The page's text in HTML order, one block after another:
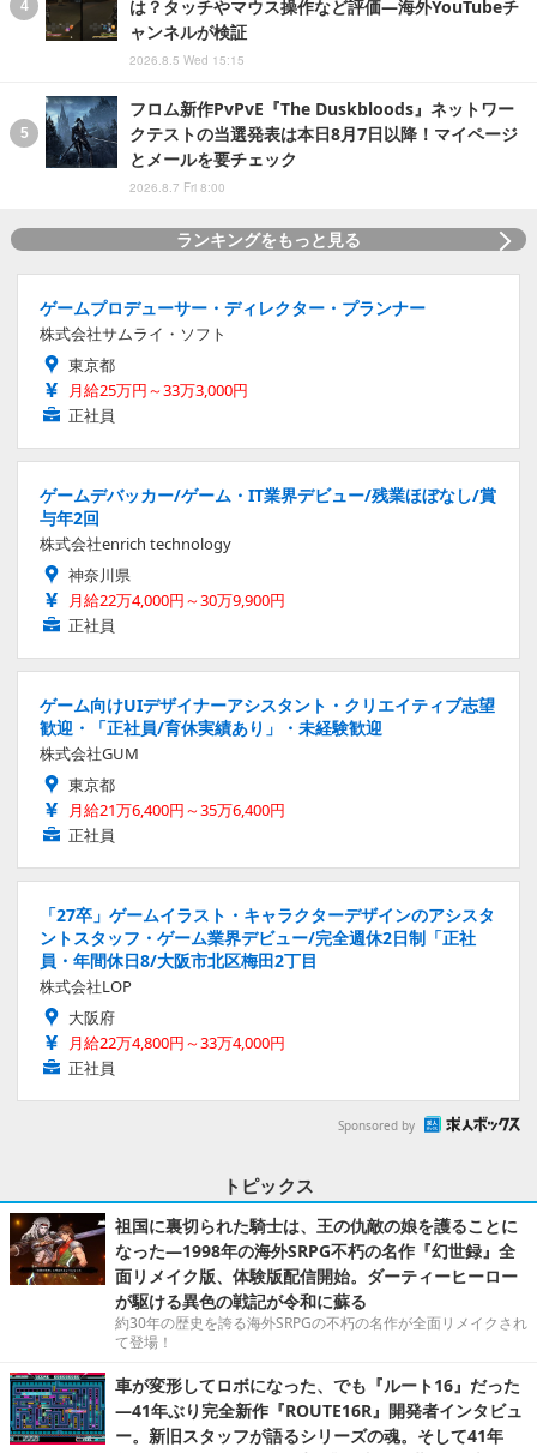
は？タッチやマウス操作など評価―海外YouTubeチ
ャンネルが検証
2026.8.5 Wed 15:15
フロム新作PvPvE『The Duskbloods』ネットワー
クテストの当選発表は本日8月7日以降！マイページ
とメールを要チェック
2026.8.7 Fri 8:00
ランキングをもっと見る
ゲームプロデューサー・ディレクター・プランナー
株式会社サムライ・ソフト
東京都
月給25万円～33万3,000円
正社員
ゲームデバッカー/ゲーム・IT業界デビュー/残業ほぼなし/賞
与年2回
株式会社enrich technology
神奈川県
月給22万4,000円～30万9,900円
正社員
ゲーム向けUIデザイナーアシスタント・クリエイティブ志望
歓迎・「正社員/育休実績あり」・未経験歓迎
株式会社GUM
東京都
月給21万6,400円～35万6,400円
正社員
「27卒」ゲームイラスト・キャラクターデザインのアシスタ
ントスタッフ・ゲーム業界デビュー/完全週休2日制「正社
員・年間休日8/大阪市北区梅田2丁目
株式会社LOP
大阪府
月給22万4,800円～33万4,000円
正社員
Sponsored by
トピックス
祖国に裏切られた騎士は、王の仇敵の娘を護ることに
なった―1998年の海外SRPG不朽の名作『幻世録』全
面リメイク版、体験版配信開始。ダーティーヒーロー
が駆ける異色の戦記が令和に蘇る
約30年の歴史を誇る海外SRPGの不朽の名作が全面リメイクされ
て登場！
車が変形してロボになった、でも『ルート16』だった
―41年ぶり完全新作『ROUTE16R』開発者インタビュ
ー。新旧スタッフが語るシリーズの魂。そして41年